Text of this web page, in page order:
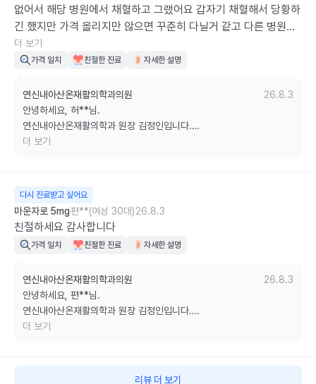
감사합니다.
없어서 해당 병원에서 채혈하고 그랬어요 갑자기 채혈해서 당황하
긴 했지만 가격 올리지만 않으면 꾸준히 다닐거 같고 다른 병원에
선 안하던 상세한 검짐 같은거 해서 그런가 추가 검사 있어도 신경
써주는 느낌이라 해서 손해볼거 같진 않아요
더 보기
가격 일치 친절한 진료 자세한 설명
연신내아산온재활의학과의원
26.8.3
안녕하세요, 허**님.
연신내아산온재활의학과 원장 김정인입니다.
약물 등을 종합적으로 고려하여 필요한 경우에만 선별적으로 권유​드리
고 있습니다.
추후 기존 결과지를 가져오시게 하여 참고하여 진료​하고 있습니다.
건강검진에서 이상이 없었다고 하셨던 분들 중에서도 본원 검사에서 당
뇨, 고지혈증, 간기능 이상 등이 발견되어 치료가 필요한 경우가 적지 않
더 보기
다시 진료받고 싶어요
마운자로 5mg편**(여성 30대)26.8.3
친절하세요 감사합니다
가격 일치 친절한 진료 자세한 설명
연신내아산온재활의학과의원
26.8.3
안녕하세요, 편**님.
연신내아산온재활의학과 원장 김정인입니다.
더 보기
리뷰 더 보기